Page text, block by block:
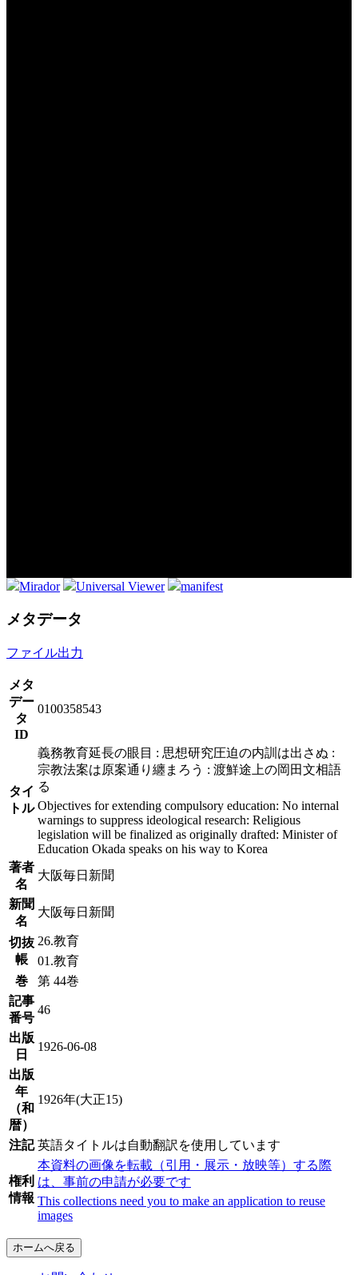
Mirador Universal Viewer manifest
メタデータ
ファイル出力
メタ
デー
タ
ID
0100358543
タイ
トル
義務教育延長の眼目 : 思想研究圧迫の内訓は出さぬ :
宗教法案は原案通り纏まろう : 渡鮮途上の岡田文相語
る
Objectives for extending compulsory education: No internal
warnings to suppress ideological research: Religious
legislation will be finalized as originally drafted: Minister of
Education Okada speaks on his way to Korea
著者
名
大阪毎日新聞
新聞
名
大阪毎日新聞
切抜
帳
26.教育
01.教育
巻
第 44巻
記事
番号
46
出版
日
1926-06-08
出版
年
（和
暦）
1926年(大正15)
注記 英語タイトルは自動翻訳を使用しています
権利
情報
本資料の画像を転載（引用・展示・放映等）する際
は、事前の申請が必要です
This collections need you to make an application to reuse
images
ホームへ戻る